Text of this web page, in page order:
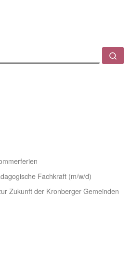
Fachkraft (m/w/d)
Zukunft der Kronberger Gemeinden